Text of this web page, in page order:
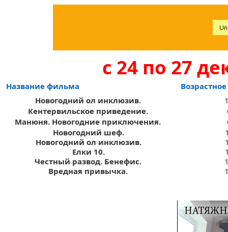
с 24 по 27
Название фильма
Новогодний ол инклюзив.
Кентервильское приведение.
Манюня. Новогодние приключения.
Новогодний шеф.
Новогодний ол инклюзив.
Елки 10.
Честный развод. Бенефис.
Вредная привычка.